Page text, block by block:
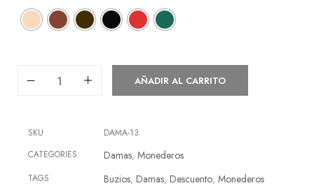
AÑADIR AL CARRITO
SKU
DAMA-13
CATEGORIES
Damas, Monederos
TAGS Buzios, Damas, Descuento, Monederos